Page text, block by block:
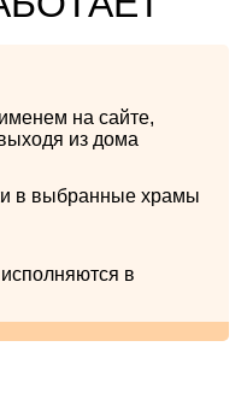
на сайте,
из дома
в выбранные храмы
в